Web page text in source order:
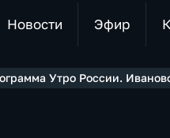
Новости Эфир
Утро России.